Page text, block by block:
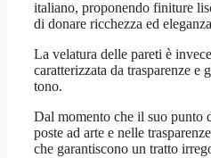
italiano, proponendo finiture
di donare ricchezza ed
La velatura delle pareti è
caratterizzata da trasparenze e
tono.
Dal momento che il suo punto
poste ad arte e nelle
che garantiscono un tratto